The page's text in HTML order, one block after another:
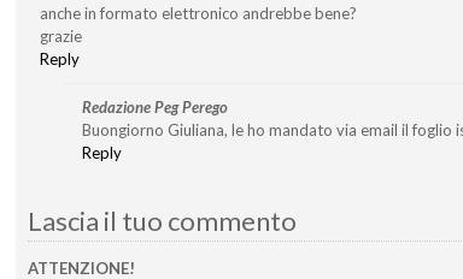
anche in formato elettronico andrebbe bene?
grazie
Reply
Redazione Peg Perego
Buongiorno Giuliana, le ho mandato via email il foglio
Reply
Lascia il tuo commento
ATTENZIONE!